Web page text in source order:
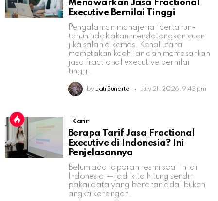
Menawarkan Jasa Fractional
Executive Bernilai Tinggi
Pengalaman manajerial bertahun-
tahun tidak akan mendatangkan cuan
jika salah dikemas. Kenali cara
memetakan keahlian dan memasarkan
jasa fractional executive bernilai
tinggi.
by Jati Sunarto July 21, 2026, 9:43 pm
Karir
Berapa Tarif Jasa Fractional
Executive di Indonesia? Ini
Penjelasannya
Belum ada laporan resmi soal ini di
Indonesia — jadi kita hitung sendiri
pakai data yang beneran ada, bukan
angka karangan.